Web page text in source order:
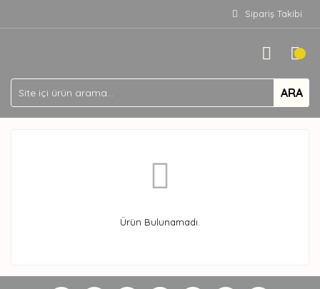
Sipariş Takibi
ARA
Ürün Bulunamadı.